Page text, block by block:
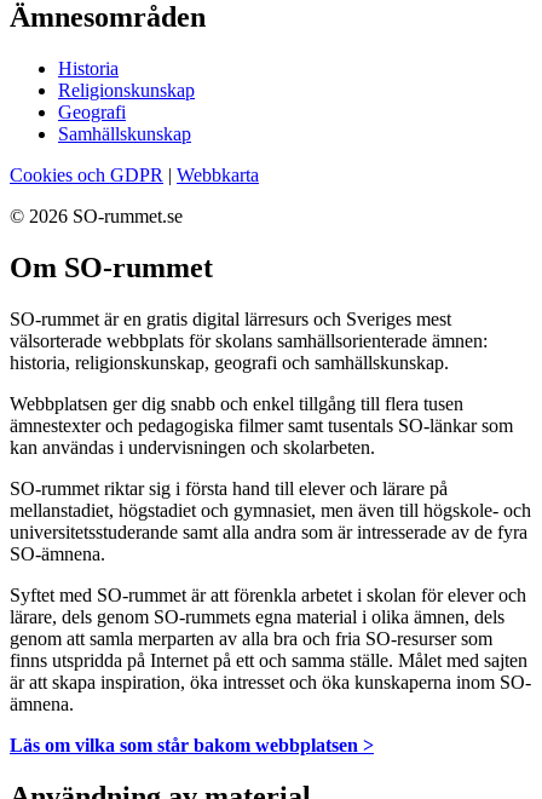
Ämnesområden
Historia
Religionskunskap
Geografi
Samhällskunskap
Cookies och GDPR | Webbkarta
© 2026 SO-rummet.se
Om SO-rummet
SO-rummet är en gratis digital lärresurs och Sveriges mest
välsorterade webbplats för skolans samhällsorienterade ämnen:
historia, religionskunskap, geografi och samhällskunskap.
Webbplatsen ger dig snabb och enkel tillgång till flera tusen
ämnestexter och pedagogiska filmer samt tusentals SO-länkar som
kan användas i undervisningen och skolarbeten.
SO-rummet riktar sig i första hand till elever och lärare på
mellanstadiet, högstadiet och gymnasiet, men även till högskole- och
universitetsstuderande samt alla andra som är intresserade av de fyra
SO-ämnena.
Syftet med SO-rummet är att förenkla arbetet i skolan för elever och
lärare, dels genom SO-rummets egna material i olika ämnen, dels
genom att samla merparten av alla bra och fria SO-resurser som
finns utspridda på Internet på ett och samma ställe. Målet med sajten
är att skapa inspiration, öka intresset och öka kunskaperna inom SO-
ämnena.
Läs om vilka som står bakom webbplatsen >